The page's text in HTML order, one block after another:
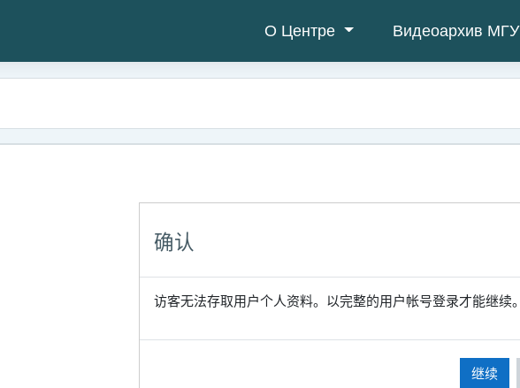
О Центре Видеоархив МГУ
确认
访客无法存取用户个人资料。以完整的用户帐号登录才能继续。
继续